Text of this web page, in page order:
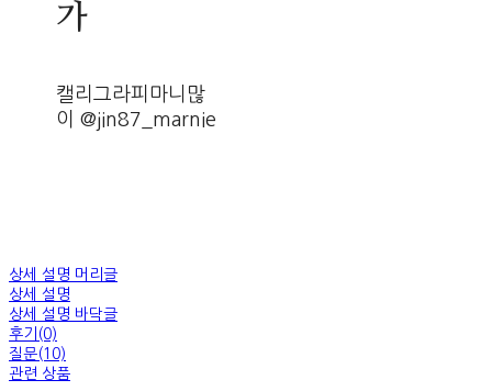
가
캘리그라피마니많
이 @jin87_marnie
상세 설명 머리글
상세 설명
상세 설명 바닥글
후기(0)
질문(10)
관련 상품